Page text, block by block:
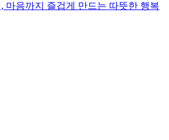
마음까지 즐겁게 만드는 따뜻한 행복